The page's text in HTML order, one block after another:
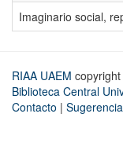
Imaginario social,
RIAA UAEM
Biblioteca Central
Contacto |